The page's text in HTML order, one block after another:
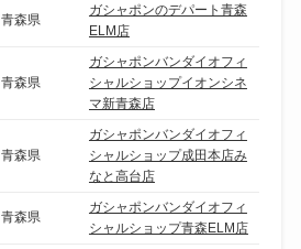
青森県
ガシャポンのデパート青森
ELM店
青森県
ガシャポンバンダイオフィ
シャルショップイオンシネ
マ新青森店
青森県
ガシャポンバンダイオフィ
シャルショップ成田本店み
なと高台店
青森県
ガシャポンバンダイオフィ
シャルショップ青森ELM店